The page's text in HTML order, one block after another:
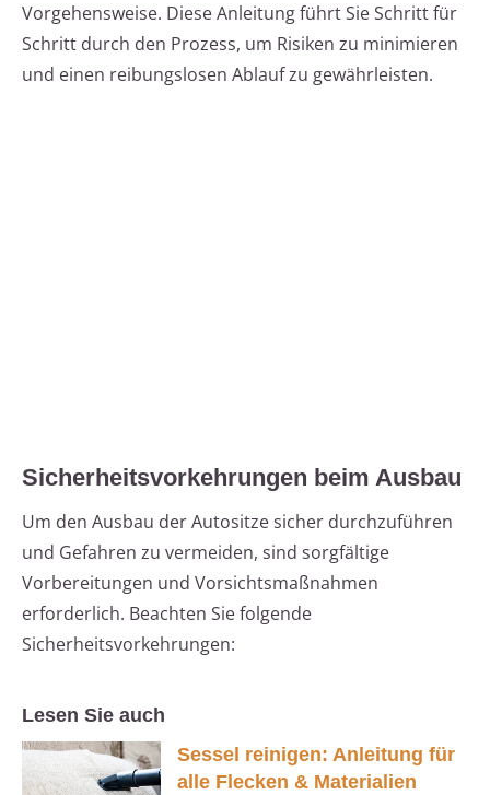
Vorgehensweise. Diese Anleitung führt Sie Schritt für
Schritt durch den Prozess, um Risiken zu minimieren
und einen reibungslosen Ablauf zu gewährleisten.
Sicherheitsvorkehrungen beim Ausbau
Um den Ausbau der Autositze sicher durchzuführen
und Gefahren zu vermeiden, sind sorgfältige
Vorbereitungen und Vorsichtsmaßnahmen
erforderlich. Beachten Sie folgende
Sicherheitsvorkehrungen:
Lesen Sie auch
Sessel reinigen: Anleitung für
alle Flecken & Materialien